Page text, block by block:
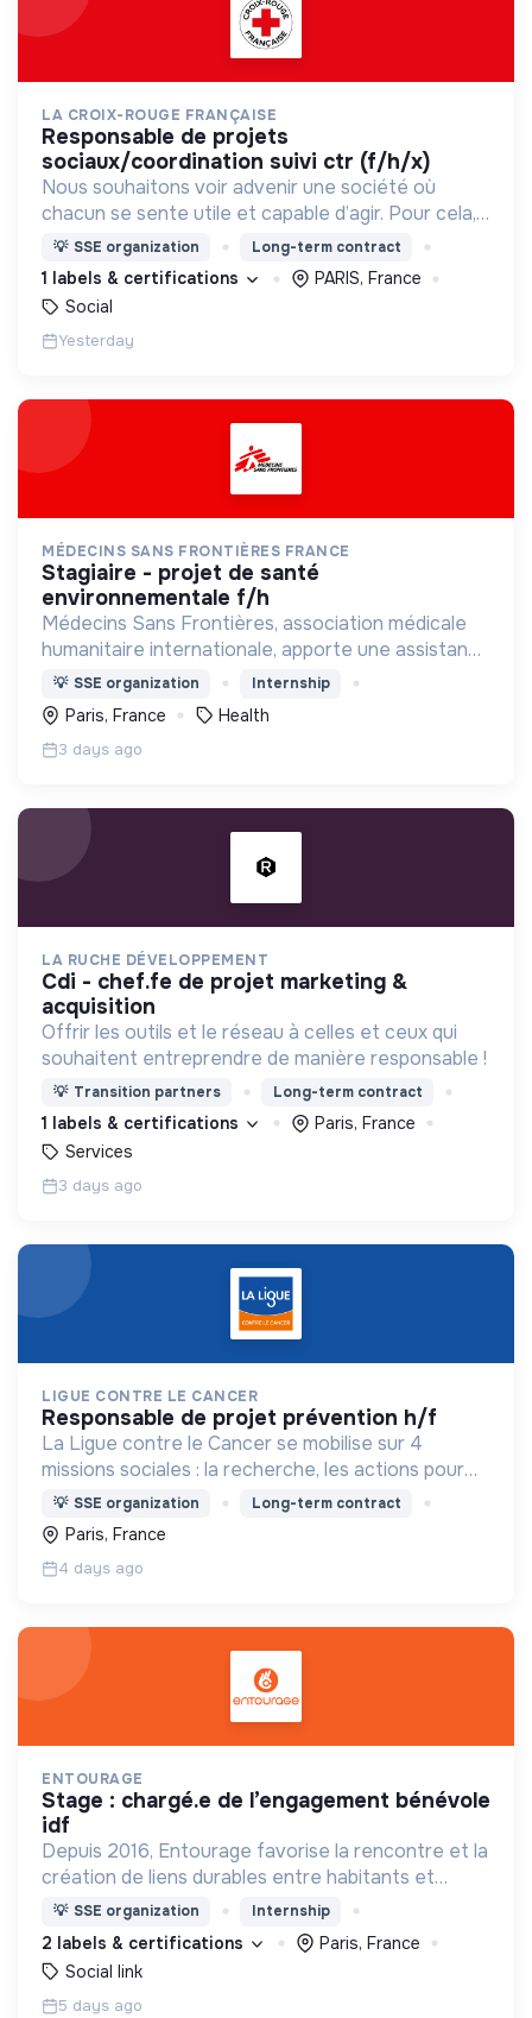
LA CROIX-ROUGE FRANÇAISE
responsable de projets
sociaux/coordination suivi ctr (f/h/x)
Nous souhaitons voir advenir une société où
chacun se sente utile et capable d’agir. Pour cela,
nous proposons des moyens et des lieux
d’engagement innovants et adaptés à tous.
💡 SSE organization Long-term contract
1 labels & certifications
PARIS, France
Social
Yesterday
MÉDECINS SANS FRONTIÈRES FRANCE
stagiaire - projet de santé
environnementale f/h
Médecins Sans Frontières, association médicale
humanitaire internationale, apporte une assistance
médicale à des populations dont la vie est
menacée.
💡 SSE organization Internship
Paris, France Health
3 days ago
LA RUCHE DÉVELOPPEMENT
cdi - chef.fe de projet marketing &
acquisition
Offrir les outils et le réseau à celles et ceux qui
souhaitent entreprendre de manière responsable !
💡 Transition partners Long-term contract
1 labels & certifications
Paris, France
Services
3 days ago
LIGUE CONTRE LE CANCER
responsable de projet prévention h/f
La Ligue contre le Cancer se mobilise sur 4
missions sociales : la recherche, les actions pour
les personnes malades, la prévention & promotion
du dépistage et l'étude & observatoire.
💡 SSE organization Long-term contract
Paris, France
4 days ago
ENTOURAGE
stage : chargé.e de l’engagement bénévole
idf
Depuis 2016, Entourage favorise la rencontre et la
création de liens durables entre habitants et
personnes en précarité.
💡 SSE organization Internship
2 labels & certifications
Paris, France
Social link
5 days ago